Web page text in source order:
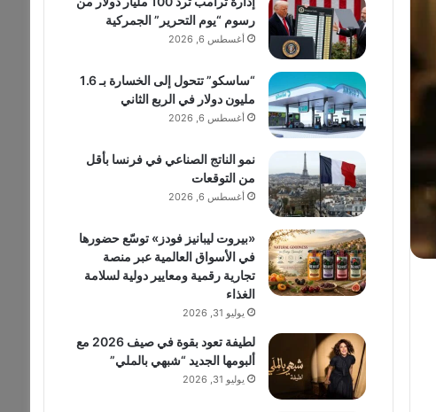
رسوم “يوم التحرير” الجمركية
أغسطس 6, 2026
“ساسكو” تتحول إلى الخسارة بـ 1.6
مليون دولار في الربع الثاني
أغسطس 6, 2026
نمو الناتج الصناعي في فرنسا بأقل
من التوقعات
أغسطس 6, 2026
«بيروت ليبانيز فودز» توسّع حضورها
في الأسواق العالمية عبر منصة
تجارية رقمية ومعايير دولية لسلامة
الغذاء
يوليو 31, 2026
لطيفة تعود بقوة في صيف 2026 مع
ألبومها الجديد “شبهي بالملي”
يوليو 31, 2026